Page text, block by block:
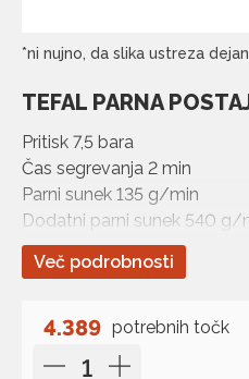
*ni nujno, da slika ustreza
TEFAL PARNA
Pritisk 7,5 bara
Čas segrevanja 2 min
Parni sunek 135 g/min
Dodatni parni sunek 540 g/
Kapaciteta odstranljivega
Ekskluzivni sistem dvojne
Več podrobnosti
4.389 potrebnih točk